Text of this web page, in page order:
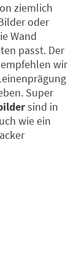
ziemlich
oder
Wand
passt. Der
wir
Super
sind in
wie ein